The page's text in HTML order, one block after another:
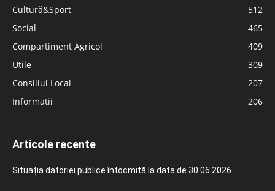
Cultură&Sport
512
Social
465
Compartiment Agricol
409
Utile
309
Consiliul Local
207
Informatii
206
Articole recente
Situația datoriei publice întocmită la data de 30.06.2026